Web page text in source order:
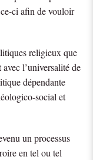
ci afin de vouloir
religieux que
l’universalité de
dépendante
social et
un processus
en tel ou tel